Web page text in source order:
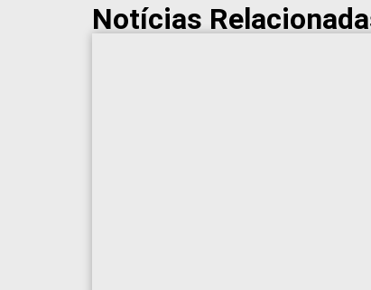
Notícias